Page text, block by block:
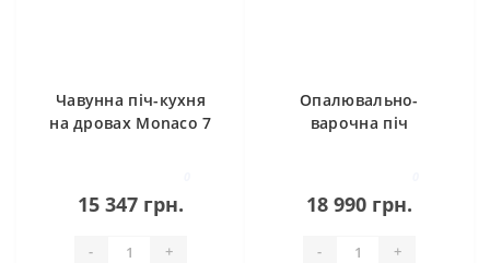
Чавунна піч-кухня
на дровах Monaco 7
15 347 грн.
- +
Опалювально-
варочна піч
18 990 грн.
- +